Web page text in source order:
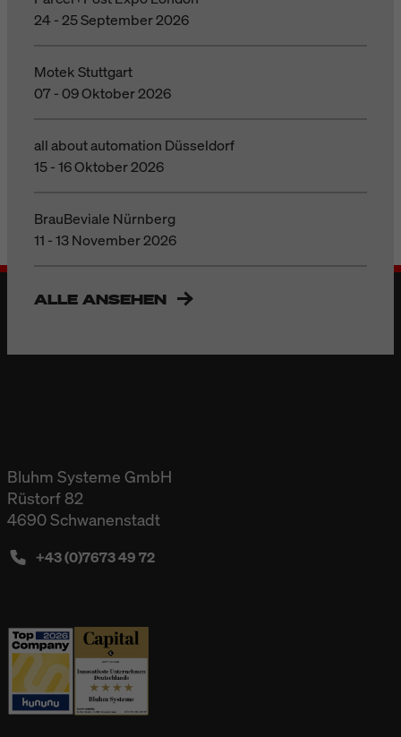
24 - 25 September 2026
Motek Stuttgart
07 - 09 Oktober 2026
all about automation Düsseldorf
15 - 16 Oktober 2026
BrauBeviale Nürnberg
11 - 13 November 2026
ALLE ANSEHEN
Bluhm Systeme GmbH
Rüstorf 82
4690 Schwanenstadt
+43 (0)7673 49 72